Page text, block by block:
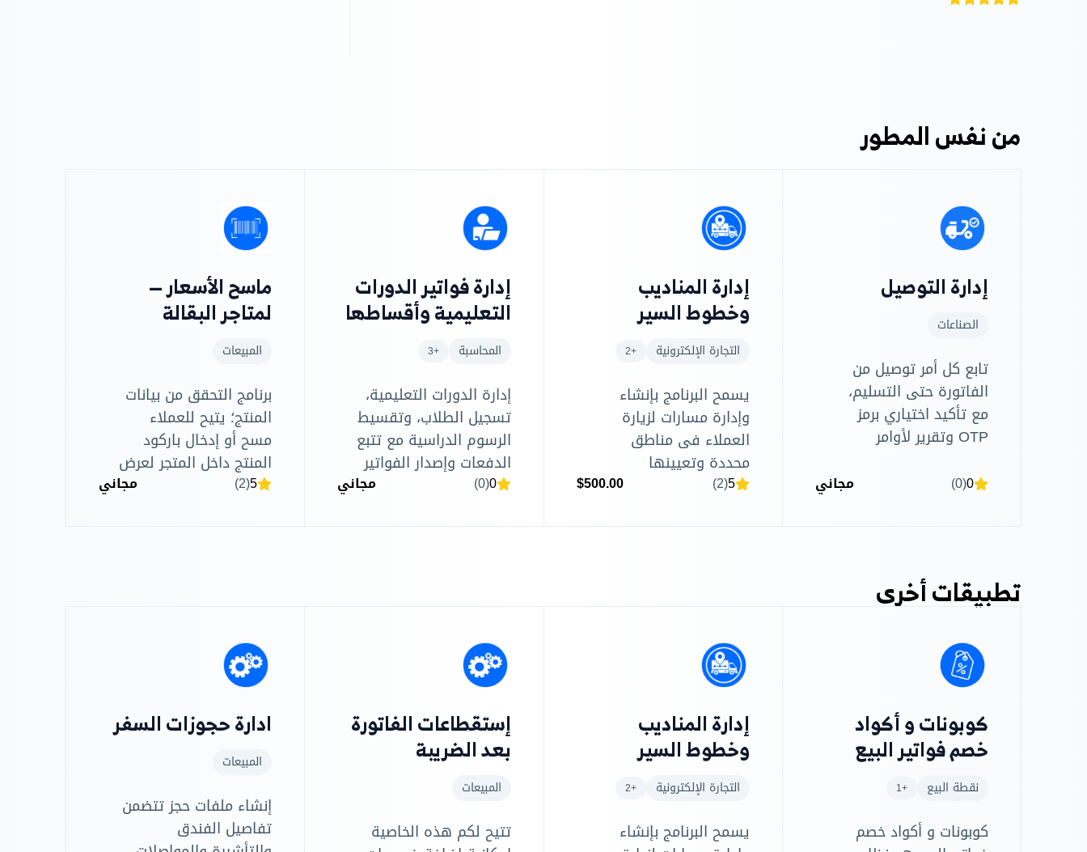
من نفس المطور
إدارة التوصيل
الصناعات
تابع كل أمر توصيل من
الفاتورة حتى التسليم،
مع تأكيد اختياري برمز
OTP وتقرير لأوامر
0
(0) مجاني
إدارة المناديب
وخطوط السير
التجارة الإلكترونية +2
يسمح البرنامج بإنشاء
وإدارة مسارات لزيارة
العملاء فى مناطق
محددة وتعيينها
للموظفين الميدانيين
5
(2)
$500.00
إدارة فواتير الدورات
التعليمية وأقساطها
المحاسبة +3
إدارة الدورات التعليمية،
تسجيل الطلاب، وتقسيط
الرسوم الدراسية مع تتبع
الدفعات وإصدار الفواتير
التلقائية.
0
(0) مجاني
ماسح الأسعار —
لمتاجر البقالة
المبيعات
برنامج التحقق من بيانات
المنتج؛ يتيح للعملاء
مسح أو إدخال باركود
المنتج داخل المتجر لعرض
اسم المنتج، الكود،
5
(2) مجاني
تطبيقات أخرى
كوبونات و أكواد
خصم فواتير البيع
نقطة البيع +1
كوبونات و أكواد خصم
إدارة المناديب
وخطوط السير
التجارة الإلكترونية +2
يسمح البرنامج بإنشاء
إستقطاعات الفاتورة
بعد الضريبة
المبيعات
تتيح لكم هذه الخاصية
ادارة حجوزات السفر
المبيعات
إنشاء ملفات حجز تتضمن
تفاصيل الفندق